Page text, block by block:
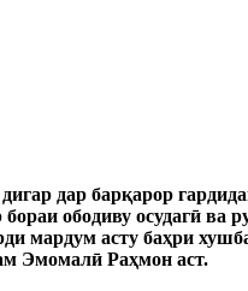
дар барқарор
ободиву осудагӣ
мардум асту баҳри
Эмомалӣ Раҳмон аст.